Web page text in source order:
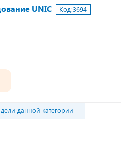
UNIC Код:3694
данной категории